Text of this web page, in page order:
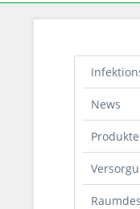
News
Produkte